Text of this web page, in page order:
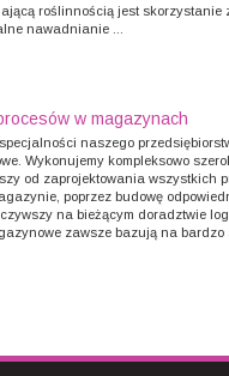
roślinnością jest skorzystanie
nawadnianie ...
w magazynach
naszego
Wykonujemy kompleksowo
od zaprojektowania wszystkich
poprzez budowę
na bieżącym doradztwie
zawsze bazują na